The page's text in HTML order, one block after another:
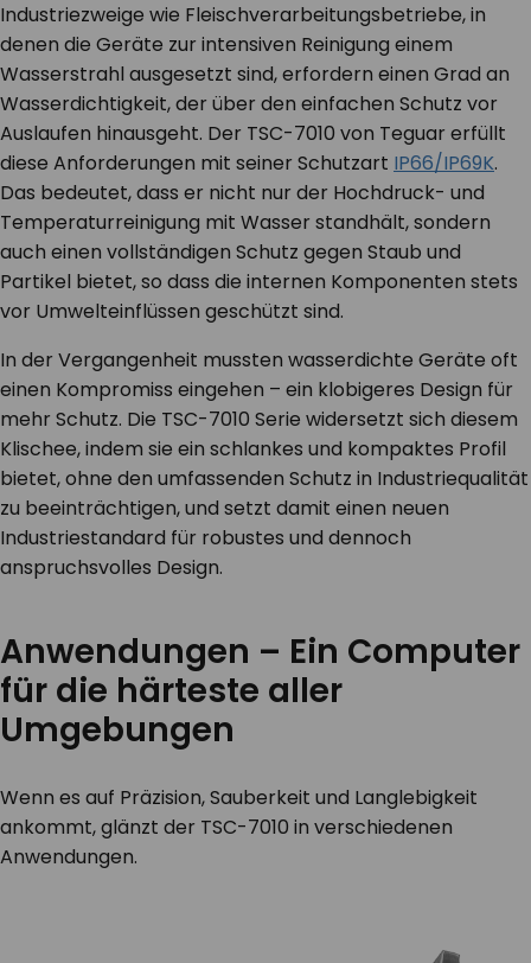
Industriezweige wie Fleischverarbeitungsbetriebe, in
denen die Geräte zur intensiven Reinigung einem
Wasserstrahl ausgesetzt sind, erfordern einen Grad an
Wasserdichtigkeit, der über den einfachen Schutz vor
Auslaufen hinausgeht. Der TSC-7010 von Teguar erfüllt
diese Anforderungen mit seiner Schutzart IP66/IP69K.
Das bedeutet, dass er nicht nur der Hochdruck- und
Temperaturreinigung mit Wasser standhält, sondern
auch einen vollständigen Schutz gegen Staub und
Partikel bietet, so dass die internen Komponenten stets
vor Umwelteinflüssen geschützt sind.
In der Vergangenheit mussten wasserdichte Geräte oft
einen Kompromiss eingehen – ein klobigeres Design für
mehr Schutz. Die TSC-7010 Serie widersetzt sich diesem
Klischee, indem sie ein schlankes und kompaktes Profil
bietet, ohne den umfassenden Schutz in Industriequalität
zu beeinträchtigen, und setzt damit einen neuen
Industriestandard für robustes und dennoch
anspruchsvolles Design.
Anwendungen – Ein Computer
für die härteste aller
Umgebungen
Wenn es auf Präzision, Sauberkeit und Langlebigkeit
ankommt, glänzt der TSC-7010 in verschiedenen
Anwendungen.